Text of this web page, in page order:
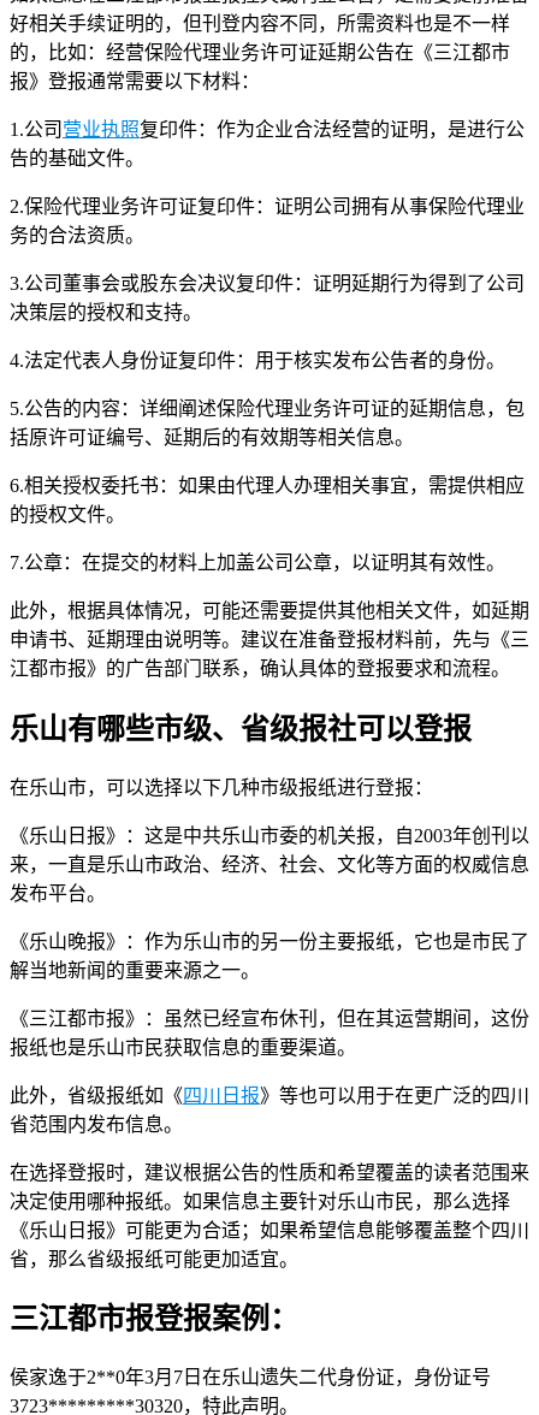
好相关手续证明的，但刊登内容不同，所需资料也是不一样
的，比如：经营保险代理业务许可证延期公告在《三江都市
报》登报通常需要以下材料：
1.公司 营业执照复印件：作为企业合法经营的证明，是进行公
告的基础文件。
2.保险代理业务许可证复印件：证明公司拥有从事保险代理业
务的合法资质。
3.公司董事会或股东会决议复印件：证明延期行为得到了公司
决策层的授权和支持。
4.法定代表人身份证复印件：用于核实发布公告者的身份。
5.公告的内容：详细阐述保险代理业务许可证的延期信息，包
括原许可证编号、延期后的有效期等相关信息。
6.相关授权委托书：如果由代理人办理相关事宜，需提供相应
的授权文件。
7.公章：在提交的材料上加盖公司公章，以证明其有效性。
此外，根据具体情况，可能还需要提供其他相关文件，如延期
申请书、延期理由说明等。建议在准备登报材料前，先与《三
江都市报》的广告部门联系，确认具体的登报要求和流程。
乐山有哪些市级、省级报社可以登报
在乐山市，可以选择以下几种市级报纸进行登报：
《乐山日报》：这是中共乐山市委的机关报，自2003年创刊以
来，一直是乐山市政治、经济、社会、文化等方面的权威信息
发布平台。
《乐山晚报》：作为乐山市的另一份主要报纸，它也是市民了
解当地新闻的重要来源之一。
《三江都市报》：虽然已经宣布休刊，但在其运营期间，这份
报纸也是乐山市民获取信息的重要渠道。
此外，省级报纸如《四川日报》等也可以用于在更广泛的四川
省范围内发布信息。
在选择登报时，建议根据公告的性质和希望覆盖的读者范围来
决定使用哪种报纸。如果信息主要针对乐山市民，那么选择
《乐山日报》可能更为合适；如果希望信息能够覆盖整个四川
省，那么省级报纸可能更加适宜。
三江都市报登报案例：
侯家逸于2**0年3月7日在乐山遗失二代身份证，身份证号
3723*********30320，特此声明。